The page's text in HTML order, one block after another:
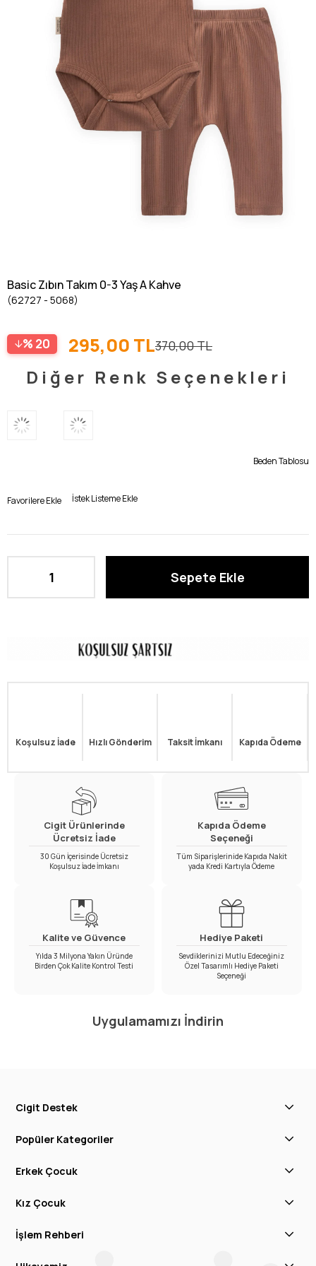
Basic Zıbın Takım 0-3 Yaş A Kahve
(62727 - 5068)
20 370,00 TL
295,00 TL
Diğer Renk Seçenekleri
Beden Tablosu
Favorilere Ekle İstek Listeme Ekle
Koşulsuz İade Hızlı Gönderim Taksit İmkanı Kapıda Ödeme
Cigit Ürünlerinde
Ücretsiz İade
30 Gün İçerisinde Ücretsiz
Koşulsuz İade İmkanı
Kapıda Ödeme
Seçeneği
Tüm Siparişlerinide Kapıda Nakit
yada Kredi Kartıyla Ödeme
Kalite ve Güvence
Yılda 3 Milyona Yakın Üründe
Birden Çok Kalite Kontrol Testi
Hediye Paketi
Sevdiklerinizi Mutlu Edeceğiniz
Özel Tasarımlı Hediye Paketi
Seçeneği
Uygulamamızı İndirin
Cigit Destek
Popüler Kategoriler
Erkek Çocuk
Kız Çocuk
İşlem Rehberi